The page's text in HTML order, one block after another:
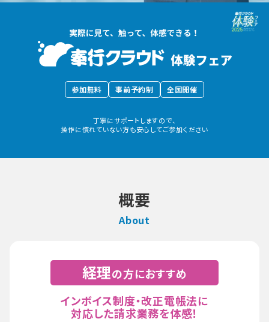
参加無料 事前予約制 全国開催
丁寧にサポートしますので、
操作に慣れていない方も安心してご参加ください
概要
経理の方におすすめ
インボイス制度・改正電帳法に
対応した請求業務を体感！